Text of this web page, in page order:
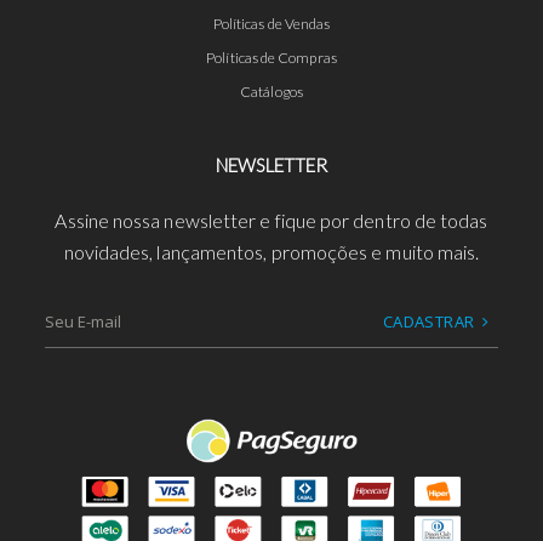
Políticas de Vendas
Políticas de Compras
Catálogos
NEWSLETTER
Assine nossa newsletter e fique por dentro de todas
novidades, lançamentos, promoções e muito mais.
CADASTRAR